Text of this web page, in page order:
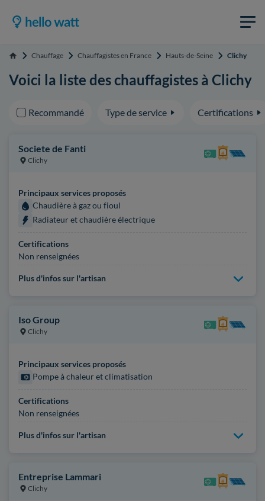
Accueil Chauffage Chauffagistes en France Hauts-de-Seine Clichy
Voici la liste des chauffagistes à Clichy
Recommandé Type de service Certifications
Societe de Fanti
Clichy
Principaux services proposés
Chaudière à gaz ou fioul
Radiateur et chaudière électrique
Certifications
Non renseignées
Plus d'infos sur l'artisan
Iso Group
Clichy
Principaux services proposés
Pompe à chaleur et climatisation
Certifications
Non renseignées
Plus d'infos sur l'artisan
Entreprise Lammari
Clichy